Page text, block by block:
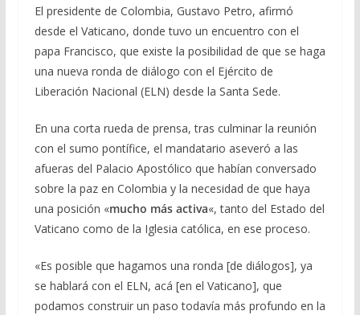
e
b
o
o
k
e
gr
a
m
at
s
A
p
p
ai
l
m
p
ar
ti
r
El presidente de Colombia, Gustavo Petro, afirmó
desde el Vaticano, donde tuvo un encuentro con el
papa Francisco, que existe la posibilidad de que se haga
una nueva ronda de diálogo con el Ejército de
Liberación Nacional (ELN) desde la Santa Sede.
En una corta rueda de prensa, tras culminar la reunión
con el sumo pontífice, el mandatario aseveró a las
afueras del Palacio Apostólico que habían conversado
sobre la paz en Colombia y la necesidad de que haya
una posición «mucho más activa«, tanto del Estado del
Vaticano como de la Iglesia católica, en ese proceso.
«Es posible que hagamos una ronda [de diálogos], ya
se hablará con el ELN, acá [en el Vaticano], que
podamos construir un paso todavía más profundo en la